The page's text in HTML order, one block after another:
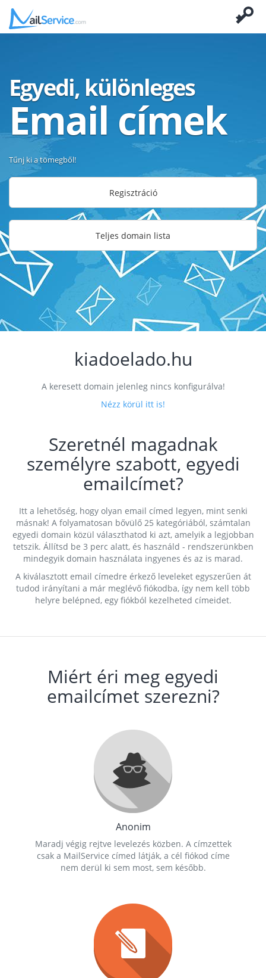
Egyedi, különleges
Email címek
Tűnj ki a tömegből!
Regisztráció
Teljes domain lista
kiadoelado.hu
A keresett domain jelenleg nincs konfigurálva!
Nézz körül itt is!
Szeretnél magadnak
személyre szabott, egyedi
emailcímet?
Itt a lehetőség, hogy olyan email címed legyen, mint senki
másnak! A folyamatosan bővülő 25 kategóriából, számtalan
egyedi domain közül választhatod ki azt, amelyik a legjobban
tetszik. Állítsd be 3 perc alatt, és használd - rendszerünkben
mindegyik domain használata ingyenes és az is marad.
A kiválasztott email címedre érkező leveleket egyszerűen át
tudod irányítani a már meglévő fiókodba, így nem kell több
helyre belépned, egy fiókból kezelheted címeidet.
Miért éri meg egyedi
emailcímet szerezni?
Anonim
Maradj végig rejtve levelezés közben. A címzettek
csak a MailService címed látják, a cél fiókod címe
nem derül ki sem most, sem később.